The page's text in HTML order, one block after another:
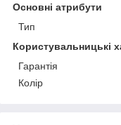
Основні атрибути
Тип
Користувальницькі
Гарантія
Колір